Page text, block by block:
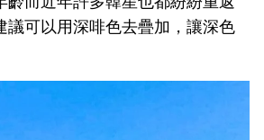
可以用深啡色去疊加，讓深色